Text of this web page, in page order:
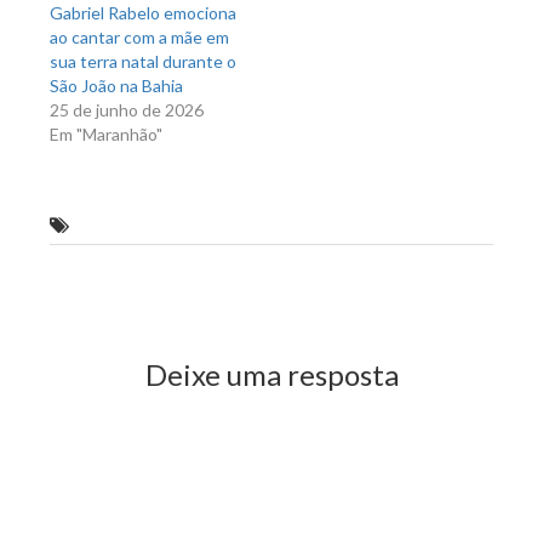
Gabriel Rabelo emociona
ao cantar com a mãe em
sua terra natal durante o
São João na Bahia
25 de junho de 2026
Em "Maranhão"
Deixe uma resposta